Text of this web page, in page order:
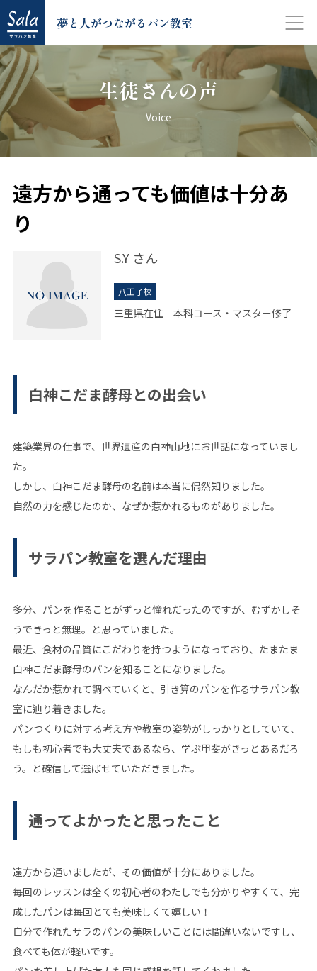
夢と人がつながるパン教室
生徒さんの声
Voice
遠方から通っても価値は十分あ
り
S.Y さん
八王子校
三重県在住 本科コース・マスター修了
白神こだま酵母との出会い
建築業界の仕事で、世界遺産の白神山地にお世話になっていまし
た。
しかし、白神こだま酵母の名前は本当に偶然知りました。
自然の力を感じたのか、なぜか惹かれるものがありました。
サラパン教室を選んだ理由
多分、パンを作ることがずっと憧れだったのですが、むずかしそ
うできっと無理。と思っていました。
最近、食材の品質にこだわりを持つようになっており、たまたま
白神こだま酵母のパンを知ることになりました。
なんだか惹かれて調べていくと、引き算のパンを作るサラパン教
室に辿り着きました。
パンつくりに対する考え方や教室の姿勢がしっかりとしていて、
もしも初心者でも大丈夫であるなら、学ぶ甲斐がきっとあるだろ
う。と確信して選ばせていただきました。
通ってよかったと思ったこと
遠方から通いましたが、その価値が十分にありました。
毎回のレッスンは全くの初心者のわたしでも分かりやすくて、完
成したパンは毎回とても美味しくて嬉しい！
自分で作れたサラのパンの美味しいことには間違いないですし、
食べても体が軽いです。